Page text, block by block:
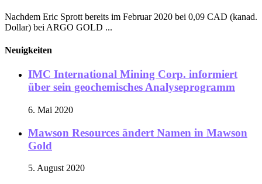
Nachdem Eric Sprott bereits im Februar 2020 bei 0,09 CAD (kanad.
Dollar) bei ARGO GOLD ...
Neuigkeiten
IMC International Mining Corp. informiert
über sein geochemisches Analyseprogramm
6. Mai 2020
Mawson Resources ändert Namen in Mawson
Gold
5. August 2020